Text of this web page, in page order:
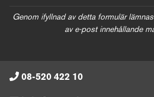
Genom ifyllnad av detta formulär
av e-post innehållande
08-520 422 10